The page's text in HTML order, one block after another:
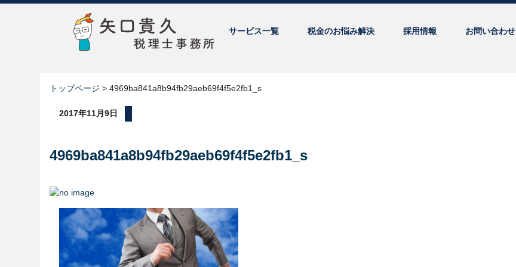
サービス一覧 税金のお悩み解決 採用情報 お問い合わせ
トップページ >4969ba841a8b94fb29aeb69f4f5e2fb1_s
2017年11月9日
4969ba841a8b94fb29aeb69f4f5e2fb1_s